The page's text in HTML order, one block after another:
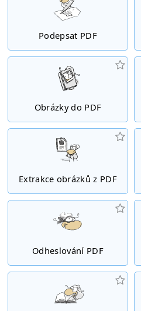
Podepsat PDF
Obrázky do PDF
Extrakce obrázků z PDF
Odheslování PDF